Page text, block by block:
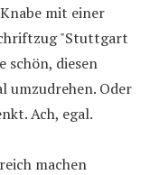
mit einer
"Stuttgart
schön, diesen
umzudrehen. Oder
Ach, egal.
machen